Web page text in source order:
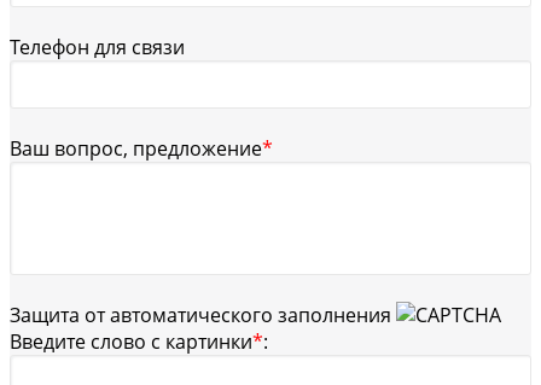
Телефон для связи
Ваш вопрос, предложение*
Защита от автоматического заполнения
Введите слово с картинки*: